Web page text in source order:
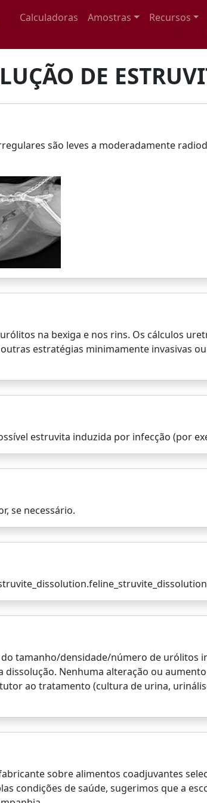
Calculadoras Amostras Recursos
DE
são leves a moderadamente
na bexiga e nos rins. Os cálculos
estratégias minimamente invasivas
estruvita induzida por infecção (por
se necessário.
do tamanho/densidade/número de urólitos
dissolução. Nenhuma alteração ou
ao tratamento (cultura de urina,
sobre alimentos coadjuvantes
condições de saúde, sugerimos que a